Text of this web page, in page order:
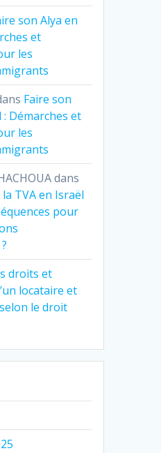
son Alya en
et
les
Faire son
: Démarches et
les
dans
TVA en Israël
pour
droits et
locataire et
le droit